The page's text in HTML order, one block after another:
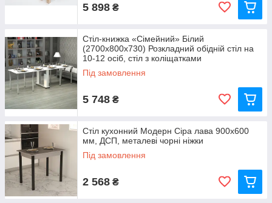
5 898 ₴
Стіл-книжка «Сімейний» Білий
(2700x800x730) Розкладний обідній стіл на
10-12 осіб, стіл з коліщатками
Під замовлення
5 748 ₴
Стіл кухонний Модерн Сіра лава 900х600
мм, ДСП, металеві чорні ніжки
Під замовлення
2 568 ₴